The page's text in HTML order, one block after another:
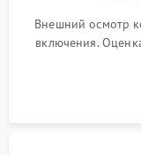
Внешний осмотр
включения.
проверка
прицельной